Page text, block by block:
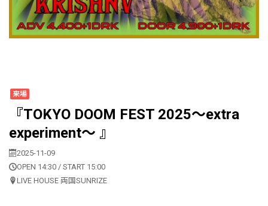
来場
『TOKYO DOOM FEST 2025〜extra
experiment〜 』
2025-11-09
OPEN 14:30 / START 15:00
LIVE HOUSE 両国SUNRIZE